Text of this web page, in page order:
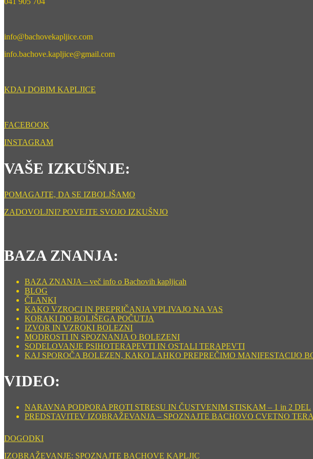
info@bachovekapljice.com
info.bachove.kapljice@gmail.com
KDAJ DOBIM KAPLJICE
FACEBOOK
INSTAGRAM
VAŠE IZKUŠNJE:
POMAGAJTE, DA SE IZBOLJŠAMO
ZADOVOLJNI? POVEJTE SVOJO IZKUŠNJO
BAZA ZNANJA:
BAZA ZNANJA – več info o Bachovih kapljicah
BLOG
ČLANKI
KAKO VZROCI IN PREPRIČANJA VPLIVAJO NA VAS
KORAKI DO BOLJŠEGA POČUTJA
IZVOR IN VZROKI BOLEZNI
MODROSTI IN SPOZNANJA O BOLEZENI
SODELOVANJE PSIHOTERAPEVTI IN OSTALI TERAPEVTI
KAJ SPOROČA BOLEZEN, KAKO LAHKO PREPREČIMO MANIFESTACIJO
VIDEO:
NARAVNA PODPORA PROTI STRESU IN ČUSTVENIM STISKAM – 1 in 2 DEL
PREDSTAVITEV IZOBRAŽEVANJA – SPOZNAJTE BACHOVO CVETNO
DOGODKI
IZOBRAŽEVANJE: SPOZNAJTE BACHOVE KAPLJIC